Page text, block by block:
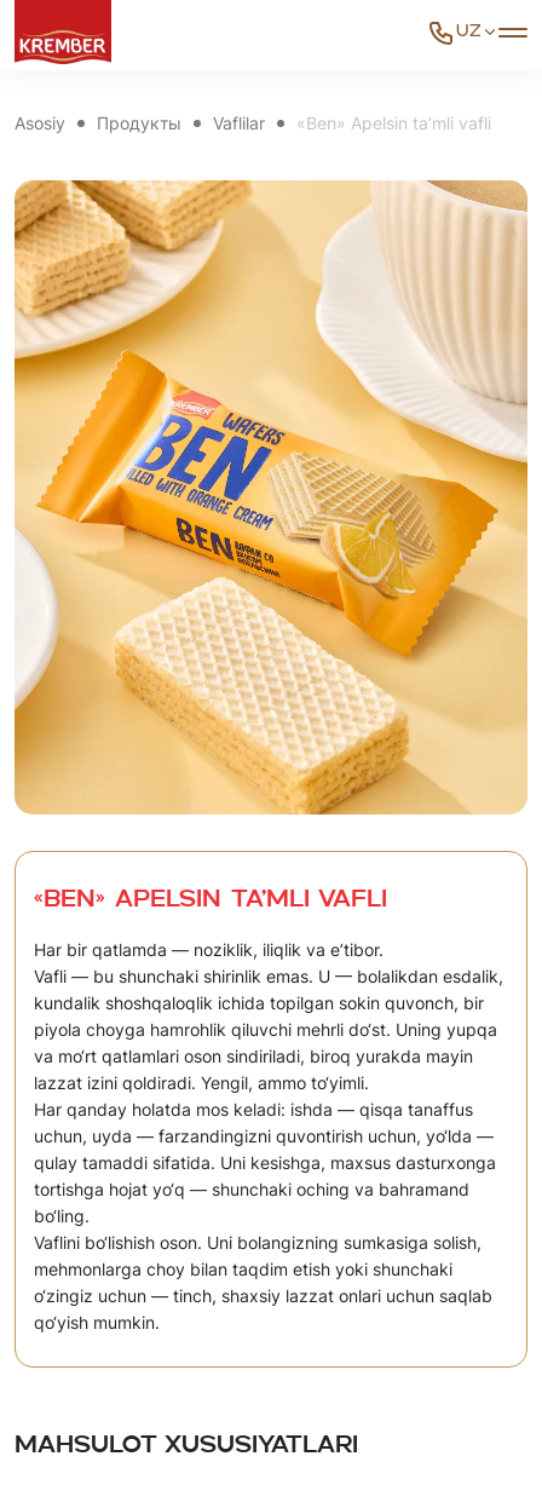
UZ
Asosiy Продукты Vaflilar «Ben» Apelsin ta’mli vafli
«Ben» Apelsin ta’mli vafli
Har bir qatlamda — noziklik, iliqlik va e’tibor.
Vafli — bu shunchaki shirinlik emas. U — bolalikdan esdalik,
kundalik shoshqaloqlik ichida topilgan sokin quvonch, bir
piyola choyga hamrohlik qiluvchi mehrli do‘st. Uning yupqa
va mo‘rt qatlamlari oson sindiriladi, biroq yurakda mayin
lazzat izini qoldiradi. Yengil, ammo to‘yimli.
Har qanday holatda mos keladi: ishda — qisqa tanaffus
uchun, uyda — farzandingizni quvontirish uchun, yo‘lda —
qulay tamaddi sifatida. Uni kesishga, maxsus dasturxonga
tortishga hojat yo‘q — shunchaki oching va bahramand
bo‘ling.
Vaflini bo‘lishish oson. Uni bolangizning sumkasiga solish,
mehmonlarga choy bilan taqdim etish yoki shunchaki
o‘zingiz uchun — tinch, shaxsiy lazzat onlari uchun saqlab
qo‘yish mumkin.
Mahsulot xususiyatlari